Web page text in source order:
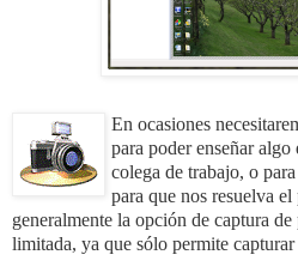
En ocasiones
para poder enseñar
colega de trabajo, o
para que nos resuelva
generalmente la opción de captura
limitada, ya que sólo permite